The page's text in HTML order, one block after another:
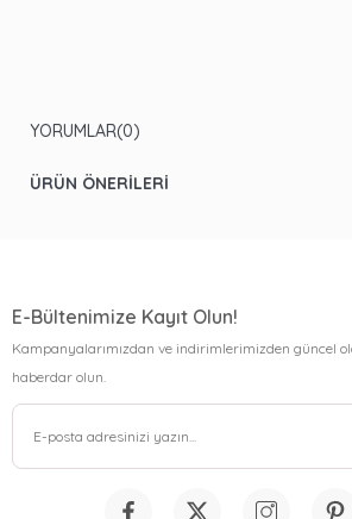
YORUMLAR(0)
ÜRÜN ÖNERILERI
E-Bültenimize Kayıt Olun!
Kampanyalarımızdan ve indirimlerimizden güncel
haberdar olun.